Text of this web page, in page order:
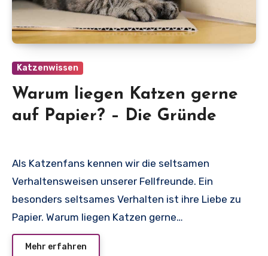
Katzenwissen
Warum liegen Katzen gerne
auf Papier? – Die Gründe
Als Katzenfans kennen wir die seltsamen
Verhaltensweisen unserer Fellfreunde. Ein
besonders seltsames Verhalten ist ihre Liebe zu
Papier. Warum liegen Katzen gerne…
Mehr erfahren